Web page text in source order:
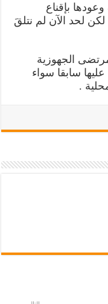
بإقناع
لحد الآن لم نتلقَ
الجهوزية
سابقا سواء
.